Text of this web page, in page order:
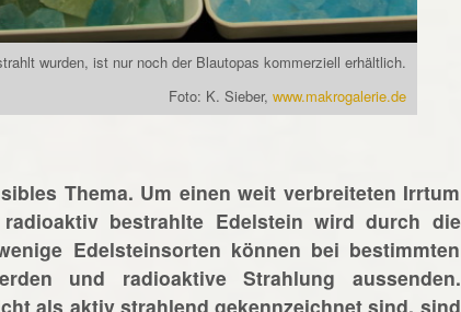
wurden, ist nur noch der Blautopas kommerziell erhältlich.
Foto: K. Sieber,www.makrogalerie.de
Thema. Um einen weit verbreiteten Irrtum
bestrahlte Edelstein wird durch die
Edelsteinsorten können bei bestimmten
und radioaktive Strahlung aussenden.
als aktiv strahlend gekennzeichnet sind, sind